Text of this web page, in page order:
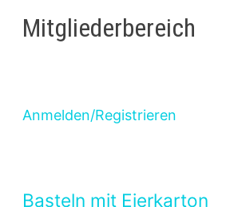
Mitgliederbereich
Anmelden/Registrieren
Basteln mit Eierkarton